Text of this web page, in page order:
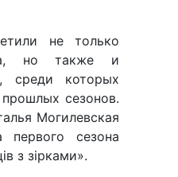
не только
но также и
среди которых
сезонов.
Могилевская
первого сезона
з зірками».